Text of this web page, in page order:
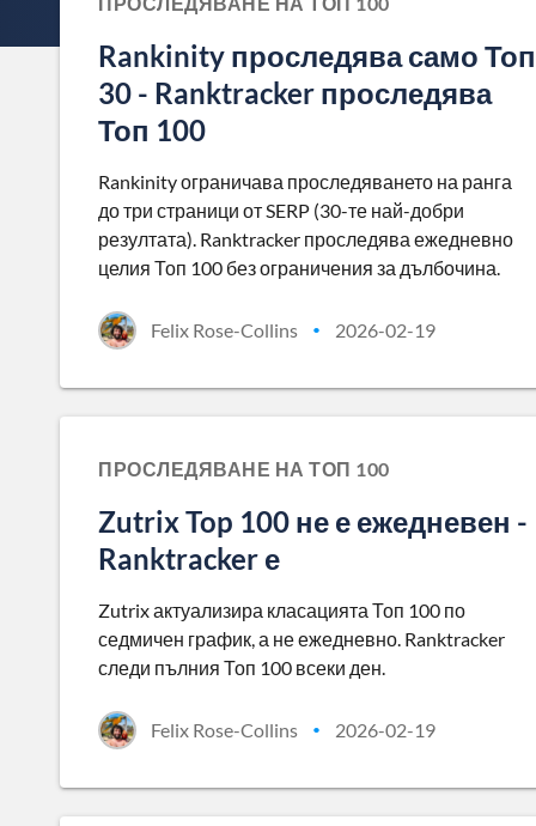
Rankinity проследява само Топ
30 - Ranktracker проследява
Топ 100
Rankinity ограничава проследяването на ранга
до три страници от SERP (30-те най-добри
резултата). Ranktracker проследява ежедневно
целия Топ 100 без ограничения за дълбочина.
Felix Rose-Collins • 2026-02-19
ПРОСЛЕДЯВАНЕ НА ТОП 100
Zutrix Top 100 не е ежедневен -
Ranktracker е
Zutrix актуализира класацията Топ 100 по
седмичен график, а не ежедневно. Ranktracker
следи пълния Топ 100 всеки ден.
Felix Rose-Collins • 2026-02-19